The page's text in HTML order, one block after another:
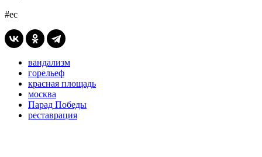
#ес
вандализм
горельеф
красная площадь
москва
Парад Победы
реставрация